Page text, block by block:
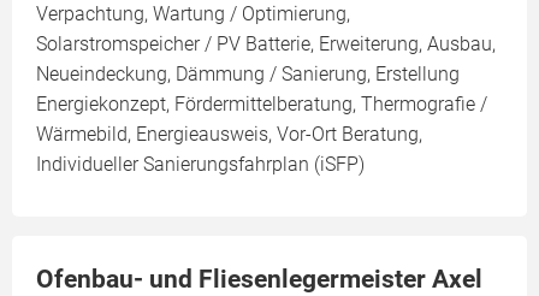
Verpachtung, Wartung / Optimierung,
Solarstromspeicher / PV Batterie, Erweiterung, Ausbau,
Neueindeckung, Dämmung / Sanierung, Erstellung
Energiekonzept, Fördermittelberatung, Thermografie /
Wärmebild, Energieausweis, Vor-Ort Beratung,
Individueller Sanierungsfahrplan (iSFP)
Ofenbau- und Fliesenlegermeister Axel